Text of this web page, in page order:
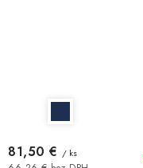
81,50 € / ks